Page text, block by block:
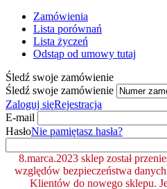
Zamówienia
Lista porównań
Lista życzeń
Odstąp od umowy tutaj
Śledź swoje zamówienie
Śledź swoje zamówienie
Zaloguj sięRejestracja
E-mail
HasłoNie pamiętasz hasła?
8.marca.2023 sklep został
względów bezpieczeństwa
Klientów do nowego sklepu.